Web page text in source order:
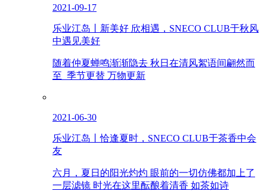
2021-09-17
乐业江岛丨新美好 欣相遇，SNECO CLUB于秋风
中遇见美好
随着仲夏蝉鸣渐渐隐去 秋日在清风絮语间翩然而
至 季节更替 万物更新
2021-06-30
乐业江岛丨恰逢夏时，SNECO CLUB于茶香中会
友
六月，夏日的阳光灼灼 眼前的一切仿佛都加上了
一层滤镜 时光在这里酝酿着清香 如茶如诗